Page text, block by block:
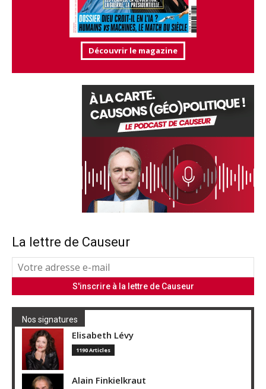
Découvrir le magazine
La lettre de Causeur
Nos signatures
Elisabeth Lévy
1190 Articles
Alain Finkielkraut